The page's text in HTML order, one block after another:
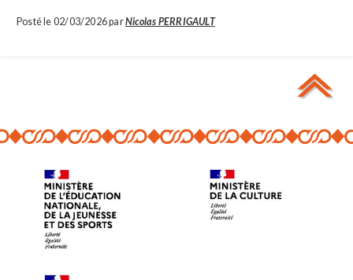
Posté le 02/03/2026 parNicolas PERRIGAULT